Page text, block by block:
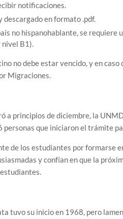
notificaciones.
en formato .pdf.
no hispanohablante, se
nivel B1).
no debe estar vencido, y en
Migraciones.
a principios de diciembre, la
que iniciaron el trámite
de los estudiantes por formarse
y confían en que la
tuvo su inicio en 1968, pero